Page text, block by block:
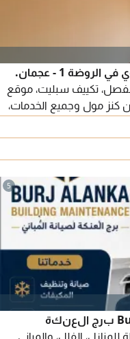
أجمل الاستوديوهات للإيجار السنوي في الروضة 1 - عجمان.
تكييف سبليت، موقع
مول وجميع الخدمات،
5
Burj Alanka Building Maintenance برج العنكة